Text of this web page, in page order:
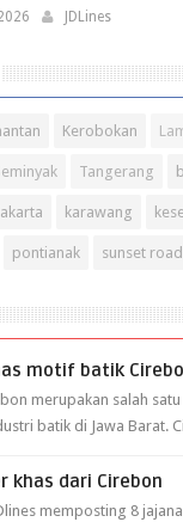
JDLines
Kerobokan
Tangerang
karawang
pontianak sunset road
motif batik
merupakan salah
batik di Jawa Barat.
khas dari Cirebon
memposting 8